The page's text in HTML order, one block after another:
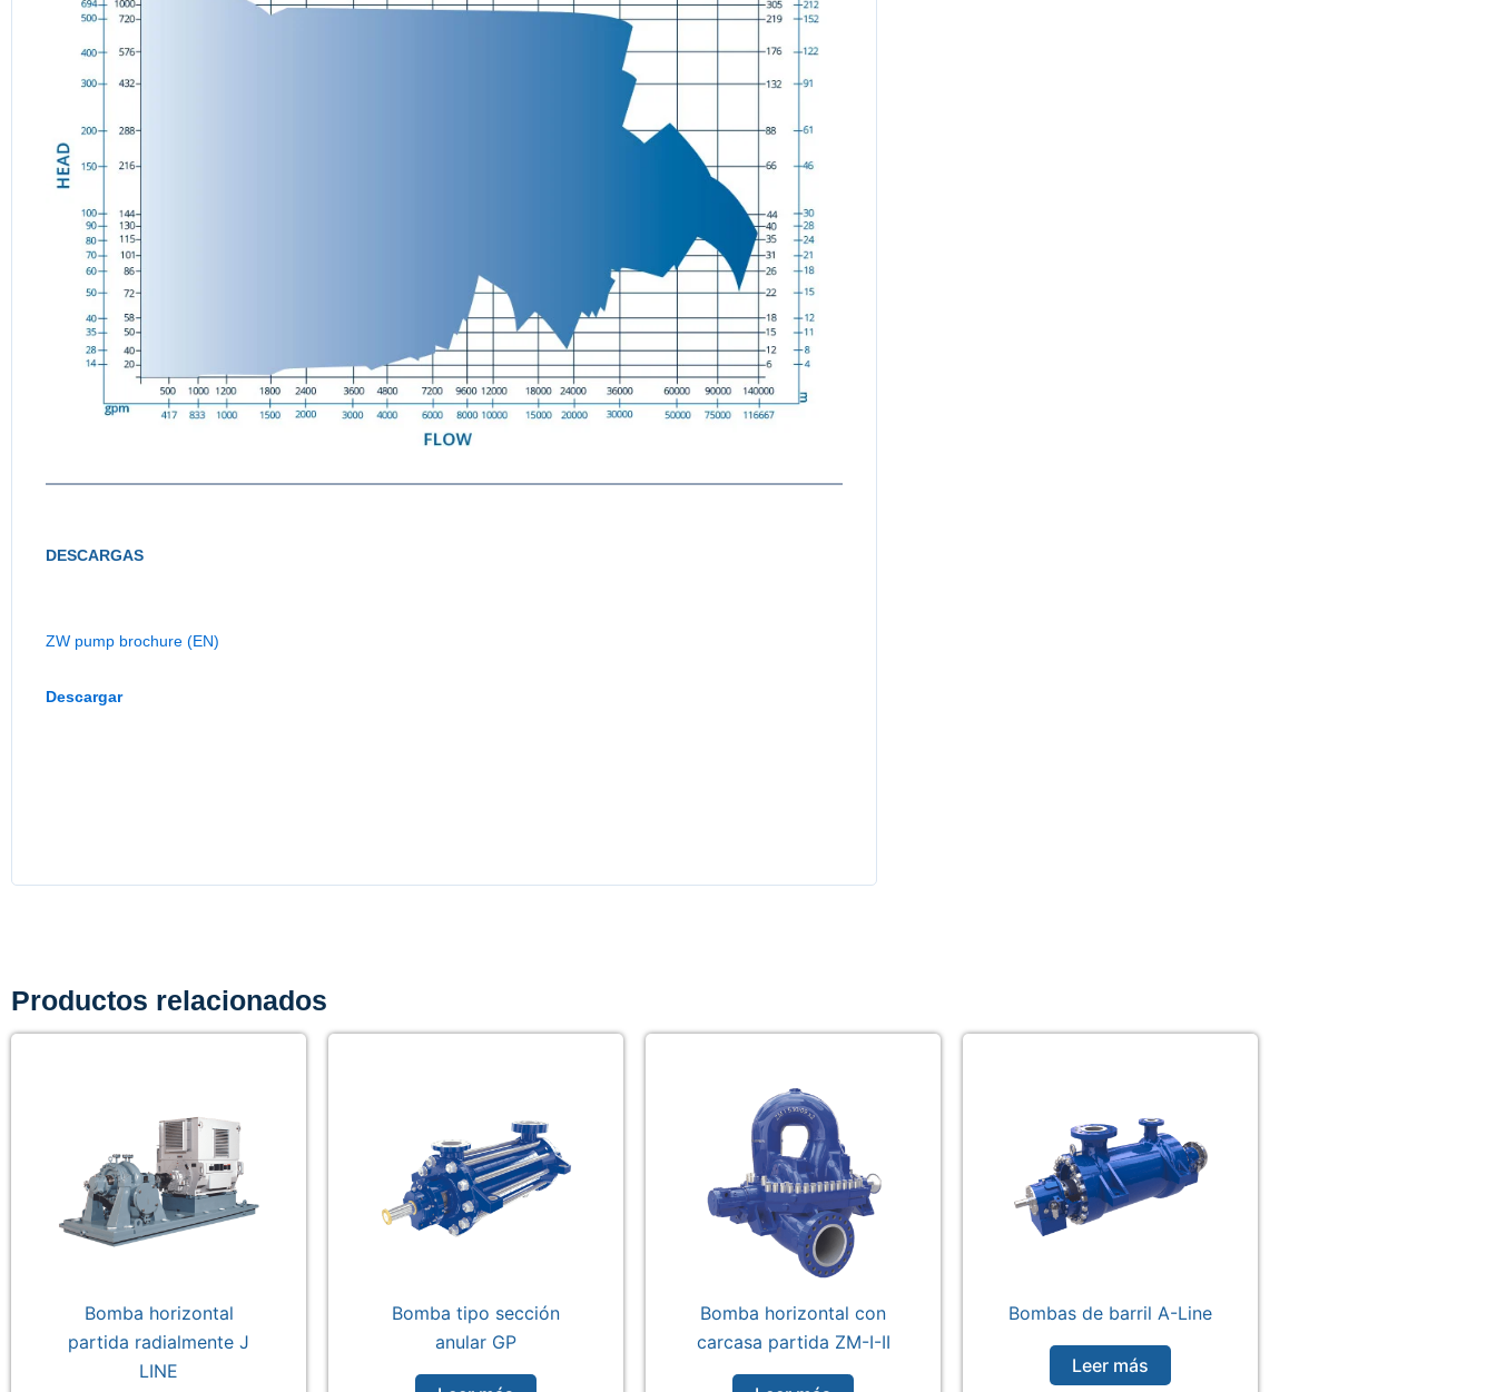
DESCARGAS
ZW pump brochure (EN)
Descargar
Productos relacionados
Bomba horizontal
partida radialmente J
LINE
Bomba tipo sección
anular GP
Bomba horizontal con
carcasa partida ZM-I-II
Bombas de barril A-Line
Leer más